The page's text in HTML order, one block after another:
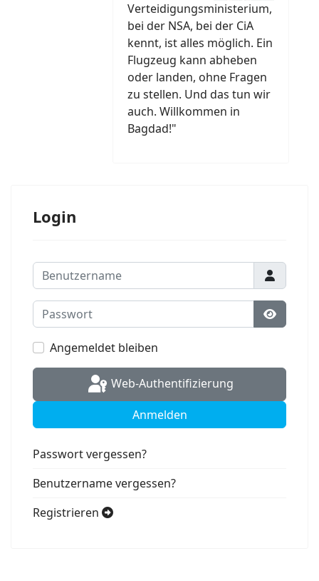
Verteidigungsministerium,
bei der NSA, bei der CiA
kennt, ist alles möglich. Ein
Flugzeug kann abheben
oder landen, ohne Fragen
zu stellen. Und das tun wir
auch. Willkommen in
Bagdad!"
Login
Benutzername
Passwort
Angemeldet bleiben
Web-Authentifizierung
Anmelden
Passwort vergessen?
Benutzername vergessen?
Registrieren